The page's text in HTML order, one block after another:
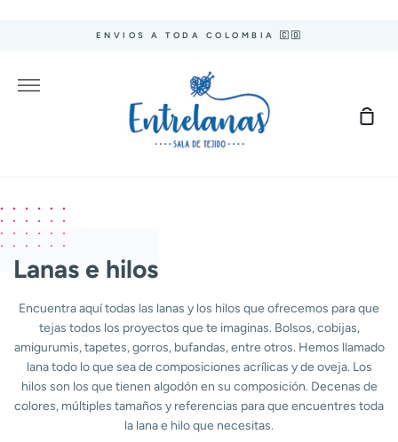
ENVIOS A TODA COLOMBIA 🇨🇴
Más
Lanas e hilos
Encuentra aquí todas las lanas y los hilos que ofrecemos para que
tejas todos los proyectos que te imaginas. Bolsos, cobijas,
amigurumis, tapetes, gorros, bufandas, entre otros. Hemos llamado
lana todo lo que sea de composiciones acrílicas y de oveja. Los
hilos son los que tienen algodón en su composición. Decenas de
colores, múltiples tamaños y referencias para que encuentres toda
la lana e hilo que necesitas.